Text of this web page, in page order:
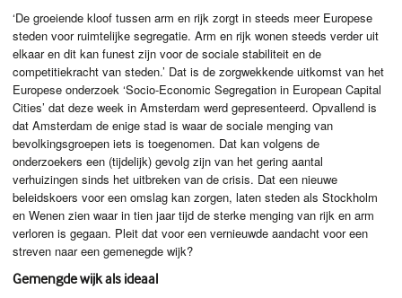
‘De groeiende kloof tussen arm en rijk zorgt in steeds meer Europese
steden voor ruimtelijke segregatie. Arm en rijk wonen steeds verder uit
elkaar en dit kan funest zijn voor de sociale stabiliteit en de
competitiekracht van steden.’ Dat is de zorgwekkende uitkomst van het
Europese onderzoek ‘Socio-Economic Segregation in European Capital
Cities’ dat deze week in Amsterdam werd gepresenteerd. Opvallend is
dat Amsterdam de enige stad is waar de sociale menging van
bevolkingsgroepen iets is toegenomen. Dat kan volgens de
onderzoekers een (tijdelijk) gevolg zijn van het gering aantal
verhuizingen sinds het uitbreken van de crisis. Dat een nieuwe
beleidskoers voor een omslag kan zorgen, laten steden als Stockholm
en Wenen zien waar in tien jaar tijd de sterke menging van rijk en arm
verloren is gegaan. Pleit dat voor een vernieuwde aandacht voor een
streven naar een gemenegde wijk?
Gemengde wijk als ideaal